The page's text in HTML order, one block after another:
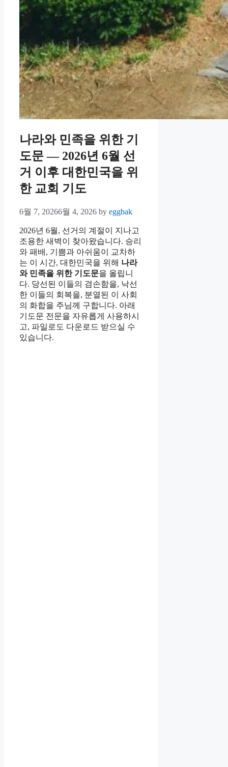
나라와 민족을 위한 기
도문 — 2026년 6월 선
거 이후 대한민국을 위
한 교회 기도
6월 7, 20266월 4, 2026 by eggbak
2026년 6월, 선거의 계절이 지나고
조용한 새벽이 찾아왔습니다. 승리
와 패배, 기쁨과 아쉬움이 교차하
는 이 시간, 대한민국을 위해 나라
와 민족을 위한 기도문을 올립니
다. 당선된 이들의 겸손함을, 낙선
한 이들의 회복을, 분열된 이 사회
의 화합을 주님께 구합니다. 아래
기도문 전문을 자유롭게 사용하시
고, 파일로도 다운로드 받으실 수
있습니다.